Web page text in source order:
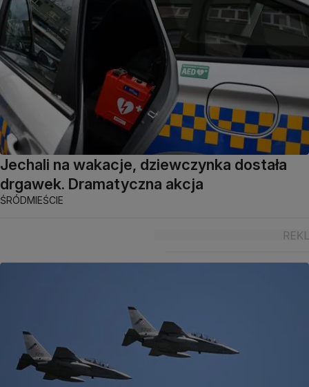
Jechali na wakacje, dziewczynka dostała
drgawek. Dramatyczna akcja
ŚRÓDMIEŚCIE